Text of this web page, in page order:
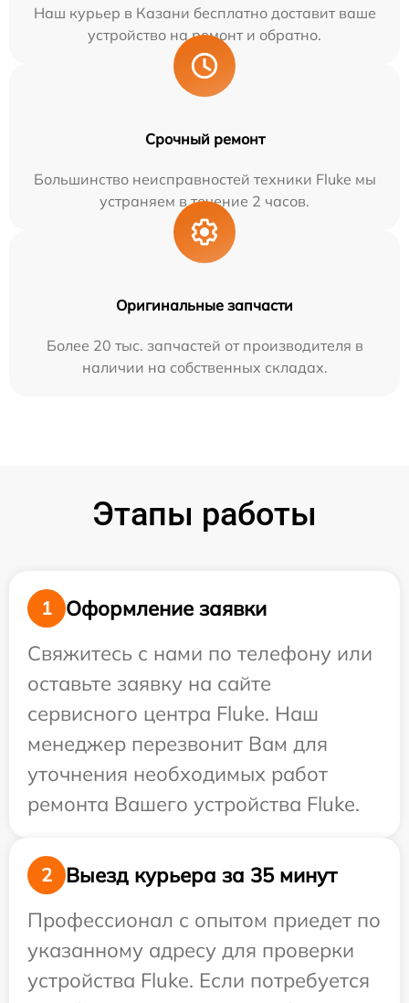
Наш курьер в Казани бесплатно доставит ваше
устройство на ремонт и обратно.
Срочный ремонт
Большинство неисправностей техники Fluke мы
устраняем в течение 2 часов.
Оригинальные запчасти
Более 20 тыс. запчастей от производителя в
наличии на собственных складах.
Этапы работы
1
Оформление заявки
Свяжитесь с нами по телефону или
оставьте заявку на сайте
сервисного центра Fluke. Наш
менеджер перезвонит Вам для
уточнения необходимых работ
ремонта Вашего устройства Fluke.
2
Выезд курьера за 35 минут
Профессионал с опытом приедет по
указанному адресу для проверки
устройства Fluke. Если потребуется